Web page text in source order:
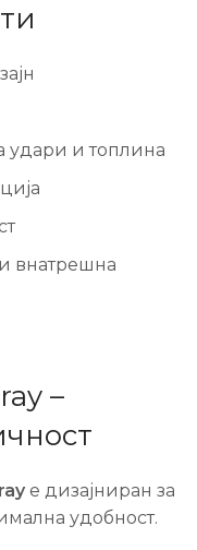
удари и топлина
внатрешна
–
е дизајниран за
удобност.